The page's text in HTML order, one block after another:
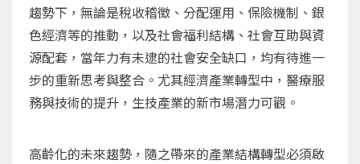
趨勢下，無論是稅收稽徵、分配運用、保險機制、銀
色經濟等的推動，以及社會福利結構、社會互助與資
源配套，當年力有未逮的社會安全缺口，均有待進一
步的重新思考與整合。尤其經濟產業轉型中，醫療服
務與技術的提升，生技產業的新市場潛力可觀。
高齡化的未來趨勢，隨之帶來的產業結構轉型必須啟